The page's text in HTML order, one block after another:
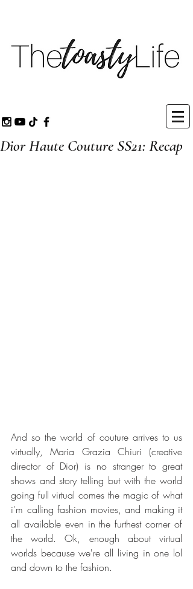
Dior Haute Couture SS21: Recap
And so the world of couture arrives to us
virtually, Maria Grazia Chiuri (creative
director of Dior) is no stranger to great
shows and story telling but with the world
going full virtual comes the magic of what
i'm calling fashion movies, and making it
all available even in the furthest corner of
the world. Ok, enough about virtual
worlds because we're all living in one lol
and down to the fashion.